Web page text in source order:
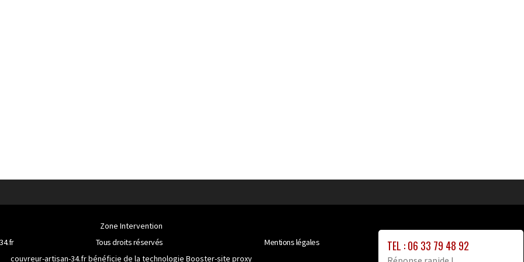
TEL : 06 33 79 48 92
Zone Intervention
Tous droits réservés
Mentions légales
couvreur-artisan-34.fr bénéficie de la technologie Booster-site proxy